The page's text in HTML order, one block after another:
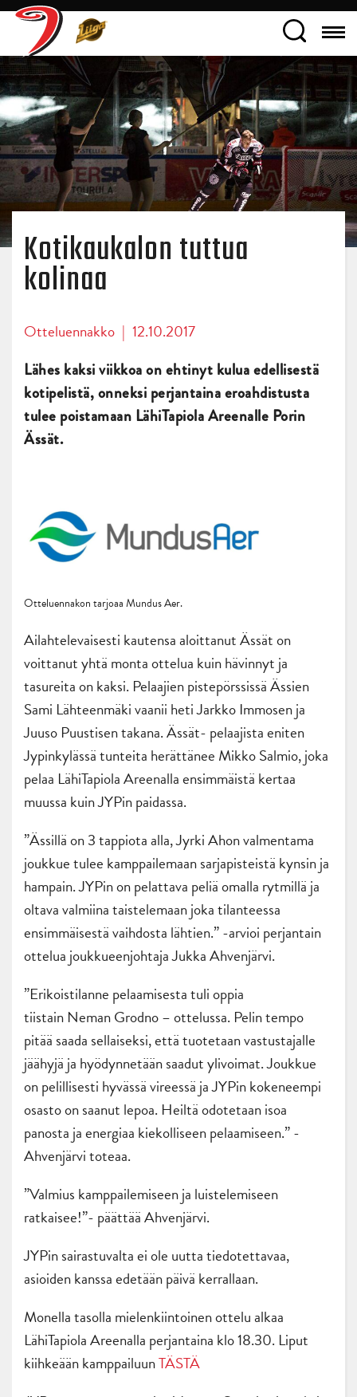
Kotikaukalon tuttua
kolinaa
Otteluennakko | 12.10.2017
Lähes kaksi viikkoa on ehtinyt kulua edellisestä
kotipelistä, onneksi perjantaina eroahdistusta
tulee poistamaan LähiTapiola Areenalle Porin
Ässät.
Otteluennakon tarjoaa Mundus Aer.
Ailahtelevaisesti kautensa aloittanut Ässät on
voittanut yhtä monta ottelua kuin hävinnyt ja
tasureita on kaksi. Pelaajien pistepörssissä Ässien
Sami Lähteenmäki vaanii heti Jarkko Immosen ja
Juuso Puustisen takana. Ässät- pelaajista eniten
Jypinkylässä tunteita herättänee Mikko Salmio, joka
pelaa LähiTapiola Areenalla ensimmäistä kertaa
muussa kuin JYPin paidassa.
”Ässillä on 3 tappiota alla, Jyrki Ahon valmentama
joukkue tulee kamppailemaan sarjapisteistä kynsin ja
hampain. JYPin on pelattava peliä omalla rytmillä ja
oltava valmiina taistelemaan joka tilanteessa
ensimmäisestä vaihdosta lähtien.” -arvioi perjantain
ottelua joukkueenjohtaja Jukka Ahvenjärvi.
”Erikoistilanne pelaamisesta tuli oppia
tiistain Neman Grodno – ottelussa. Pelin tempo
pitää saada sellaiseksi, että tuotetaan vastustajalle
jäähyjä ja hyödynnetään saadut ylivoimat. Joukkue
on pelillisesti hyvässä vireessä ja JYPin kokeneempi
osasto on saanut lepoa. Heiltä odotetaan isoa
panosta ja energiaa kiekolliseen pelaamiseen.” -
Ahvenjärvi toteaa.
”Valmius kamppailemiseen ja luistelemiseen
ratkaisee!”- päättää Ahvenjärvi.
JYPin sairastuvalta ei ole uutta tiedotettavaa,
asioiden kanssa edetään päivä kerrallaan.
Monella tasolla mielenkiintoinen ottelu alkaa
LähiTapiola Areenalla perjantaina klo 18.30. Liput
kiihkeään kamppailuunTÄSTÄ